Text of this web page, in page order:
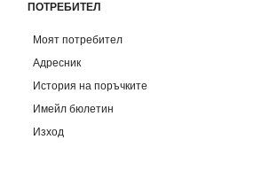
ПОТРЕБИТЕЛ
Моят потребител
Адресник
История на поръчките
Имейл бюлетин
Изход